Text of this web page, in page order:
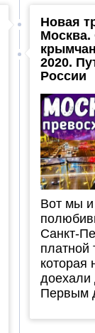
Новая
Москва.
2020.
России
Вот мы и
Санкт-
платной
которая
Первым